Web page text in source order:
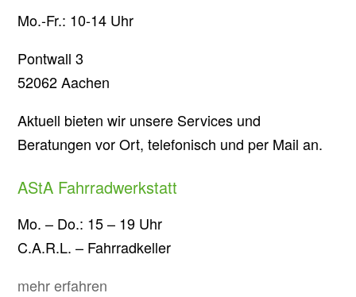
Mo.-Fr.: 10-14 Uhr
Pontwall 3
52062 Aachen
Aktuell bieten wir unsere Services und
Beratungen vor Ort, telefonisch und per Mail an.
AStA Fahrradwerkstatt
Mo. – Do.: 15 – 19 Uhr
C.A.R.L. – Fahrradkeller
mehr erfahren